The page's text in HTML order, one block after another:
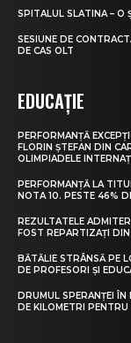
SPITALUL SLATINA – O
SESIUNE DE
DE CAS OLT
EDUCAȚIE
PERFORMANȚĂ
FLORIN ȘTEFAN DIN
OLIMPIADELE
PERFORMANȚĂ LA
NOTA 10. PESTE 46%
REZULTATELE
FOST REPARTIZAȚI
BĂTĂLIE STRÂNSĂ PE
DE PROFESORI ȘI
DRUMUL SPERANȚEI ÎN
DE KILOMETRI PENTRU